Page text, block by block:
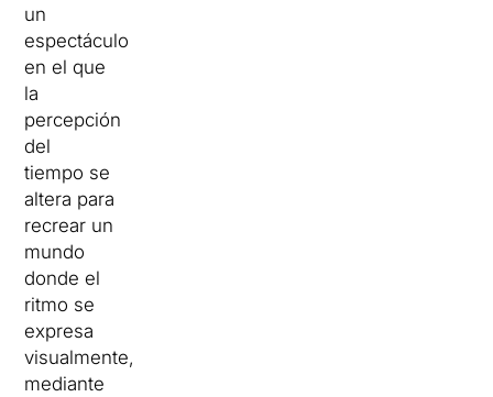
un
espectáculo
en el que
la
percepción
del
tiempo se
altera para
recrear un
mundo
donde el
ritmo se
expresa
visualmente,
mediante